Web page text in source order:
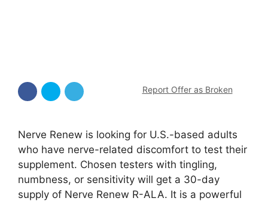
Report Offer as Broken
Nerve Renew is looking for U.S.-based adults
who have nerve-related discomfort to test their
supplement. Chosen testers with tingling,
numbness, or sensitivity will get a 30-day
supply of Nerve Renew R-ALA. It is a powerful